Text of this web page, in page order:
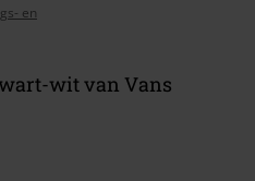
en
wit van Vans